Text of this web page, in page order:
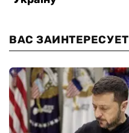
ВАС ЗАИНТЕРЕСУЕТ